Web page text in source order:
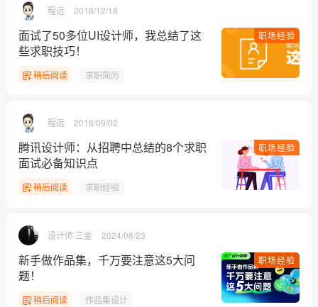
程远 2018/12/18
职场经验
面试了50多位UI设计师，我总结了这
些求职技巧！
稍后阅读 求职简历
程远 2018/09/02
职场经验
腾讯设计师：从招聘中总结的8个求职
面试必备知识点
稍后阅读 求职经验
设计师·三金 2024/08/23
职场经验
新手做作品集，千万要注意这5大问
题！
稍后阅读 作品集设计